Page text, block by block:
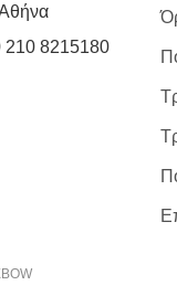
210 8215180